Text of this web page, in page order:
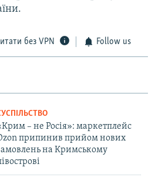
без VPN Follow us
– не Росія»: маркетплейс
припинив прийом нових
на Кримському